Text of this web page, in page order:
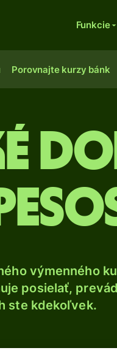
Funkcie
Porovnajte kurzy bánk
výmenného
posielať,
ste kdekoľvek.